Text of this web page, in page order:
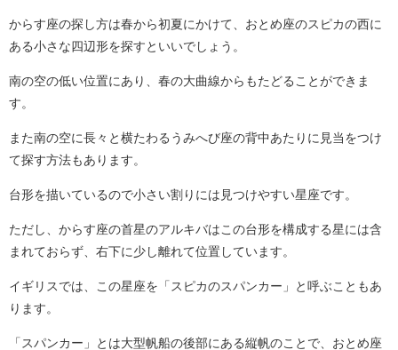
からす座の探し方は春から初夏にかけて、おとめ座のスピカの西に
ある小さな四辺形を探すといいでしょう。
南の空の低い位置にあり、春の大曲線からもたどることができま
す。
また南の空に長々と横たわるうみへび座の背中あたりに見当をつけ
て探す方法もあります。
台形を描いているので小さい割りには見つけやすい星座です。
ただし、からす座の首星のアルキバはこの台形を構成する星には含
まれておらず、右下に少し離れて位置しています。
イギリスでは、この星座を「スピカのスパンカー」と呼ぶこともあ
ります。
「スパンカー」とは大型帆船の後部にある縦帆のことで、おとめ座